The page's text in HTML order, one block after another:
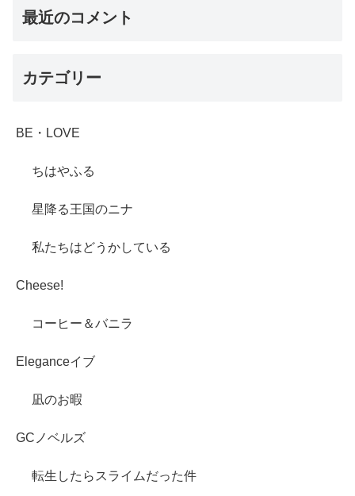
最近のコメント
カテゴリー
BE・LOVE
ちはやふる
星降る王国のニナ
私たちはどうかしている
Cheese!
コーヒー＆バニラ
Eleganceイブ
凪のお暇
GCノベルズ
転生したらスライムだった件